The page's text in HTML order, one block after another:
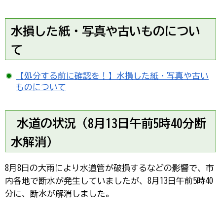
水損した紙・写真や古いものについ
て
【処分する前に確認を！】水損した紙・写真や古い
ものについて
水道の状況（8月13日午前5時40分断
水解消）
8月8日の大雨により水道管が破損するなどの影響で、市
内各地で断水が発生していましたが、8月13日午前5時40
分に、断水が解消しました。